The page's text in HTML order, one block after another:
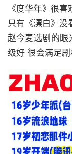
《度华年》很
只有《漂白》没
赵今麦选剧的
级好 很会满足剧